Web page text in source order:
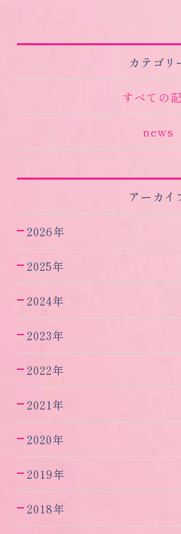
カテゴリ
すべての
news
アーカイ
2026年
2025年
2024年
2023年
2022年
2021年
2020年
2019年
2018年